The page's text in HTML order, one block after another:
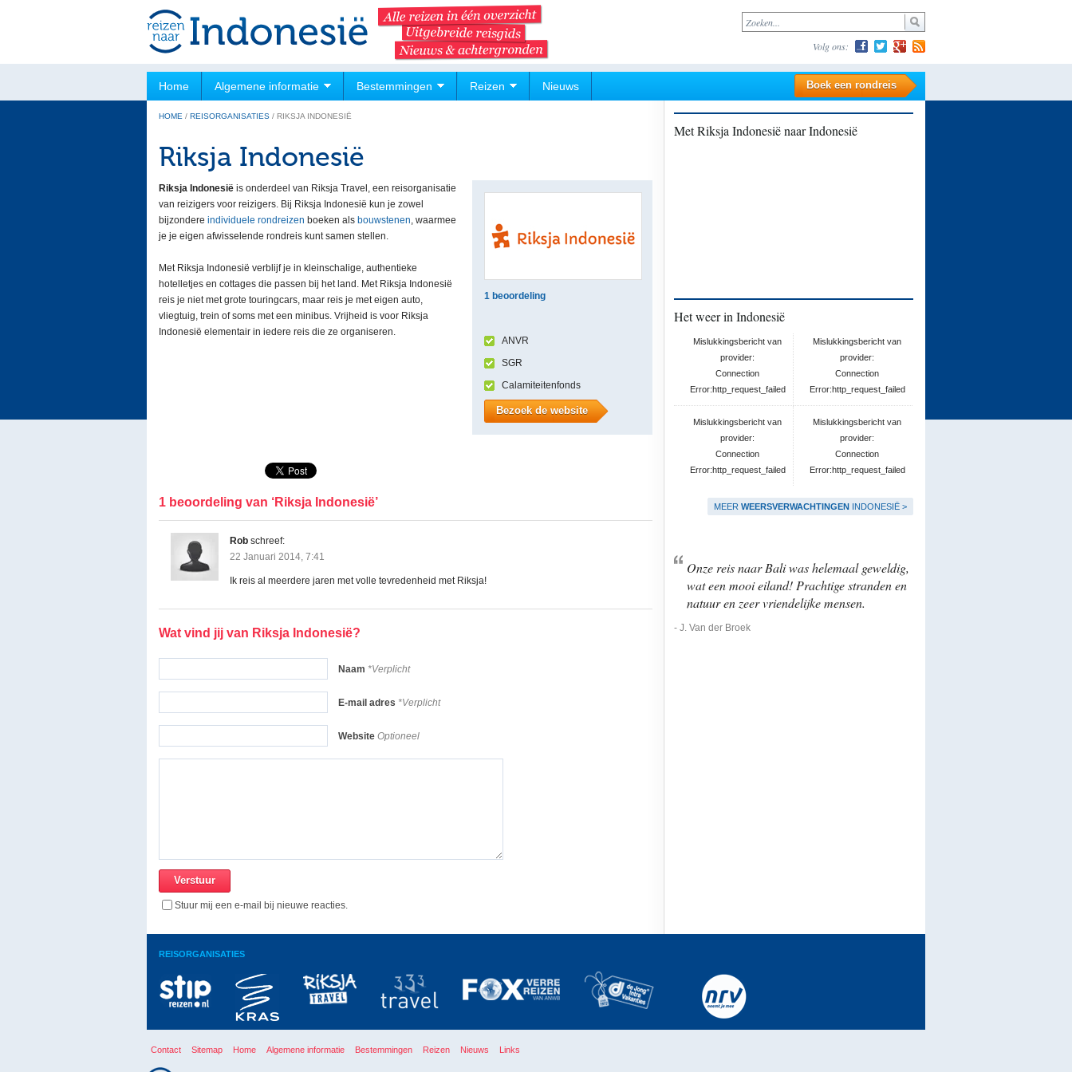
Volg ons:
Home Algemene informatie Bestemmingen Reizen Nieuws Boek een rondreis
HOME / REISORGANISATIES / RIKSJA INDONESIË
Riksja Indonesië
1 beoordeling
ANVR
SGR
Calamiteitenfonds
Bezoek de website
Riksja Indonesië is onderdeel van Riksja Travel, een reisorganisatie
van reizigers voor reizigers. Bij Riksja Indonesië kun je zowel
bijzondere individuele rondreizen boeken als bouwstenen, waarmee
je je eigen afwisselende rondreis kunt samen stellen.
Met Riksja Indonesië verblijf je in kleinschalige, authentieke
hotelletjes en cottages die passen bij het land. Met Riksja Indonesië
reis je niet met grote touringcars, maar reis je met eigen auto,
vliegtuig, trein of soms met een minibus. Vrijheid is voor Riksja
Indonesië elementair in iedere reis die ze organiseren.
1 beoordeling van ‘Riksja Indonesië’
Rob schreef:
22 Januari 2014, 7:41
Ik reis al meerdere jaren met volle tevredenheid met Riksja!
Wat vind jij van Riksja Indonesië?
Naam *Verplicht
E-mail adres *Verplicht
Website Optioneel
Stuur mij een e-mail bij nieuwe reacties.
Met Riksja Indonesië naar Indonesië
Het weer in Indonesië
Mislukkingsbericht van
provider:
Connection
Error:http_request_failed
Mislukkingsbericht van
provider:
Connection
Error:http_request_failed
Mislukkingsbericht van
provider:
Connection
Error:http_request_failed
Mislukkingsbericht van
provider:
Connection
Error:http_request_failed
MEER WEERSVERWACHTINGEN INDONESIË >
Onze reis naar Bali was helemaal geweldig,
wat een mooi eiland! Prachtige stranden en
natuur en zeer vriendelijke mensen.
- J. Van der Broek
REISORGANISATIES
Contact Sitemap Home Algemene informatie Bestemmingen Reizen Nieuws Links